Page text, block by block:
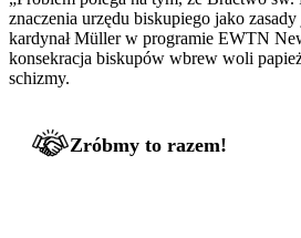
znaczenia urzędu biskupiego jako
kardynał Müller w programie EWTN
konsekracja biskupów wbrew woli
schizmy.
Zróbmy to razem!